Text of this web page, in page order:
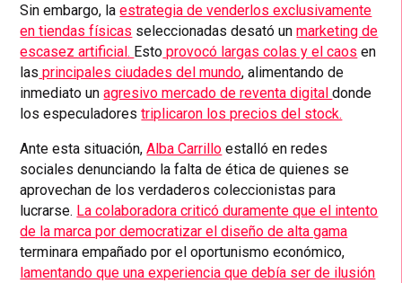
Sin embargo, laestrategia de venderlos exclusivamente
en tiendas físicas seleccionadas desató unmarketing de
escasez artificial. Esto provocó largas colas y el caos en
las principales ciudades del mundo, alimentando de
inmediato unagresivo mercado de reventa digitaldonde
los especuladorestriplicaron los precios del stock.
Ante esta situación,Alba Carrillo estalló en redes
sociales denunciando la falta de ética de quienes se
aprovechan de los verdaderos coleccionistas para
lucrarse. La colaboradora criticó duramente que el intento
de la marca por democratizar el diseño de alta gama
terminara empañado por el oportunismo económico,
lamentando que una experiencia que debía ser de ilusión